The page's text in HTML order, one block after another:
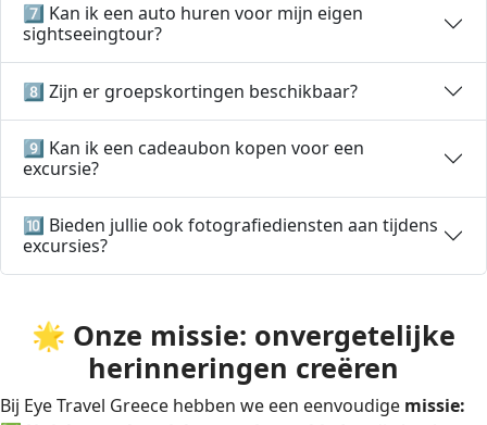
7️⃣ Kan ik een auto huren voor mijn eigen
sightseeingtour?
8️⃣ Zijn er groepskortingen beschikbaar?
9️⃣ Kan ik een cadeaubon kopen voor een
excursie?
🔟 Bieden jullie ook fotografiediensten aan tijdens
excursies?
🌟 Onze missie: onvergetelijke
herinneringen creëren
Bij Eye Travel Greece hebben we een eenvoudige missie: